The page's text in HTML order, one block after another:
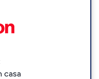
casa